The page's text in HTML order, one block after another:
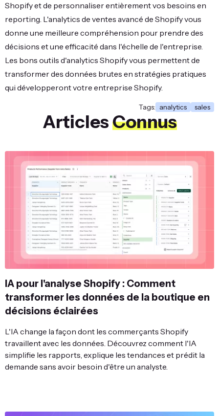
Shopify et de personnaliser entièrement vos besoins en
reporting. L'analytics de ventes avancé de Shopify vous
donne une meilleure compréhension pour prendre des
décisions et une efficacité dans l'échelle de l'entreprise.
Les bons outils d'analytics Shopify vous permettent de
transformer des données brutes en stratégies pratiques
qui développeront votre entreprise Shopify.
Tags: analytics sales
ArticlesConnus
IA pour l'analyse Shopify : Comment
transformer les données de la boutique en
décisions éclairées
L'IA change la façon dont les commerçants Shopify
travaillent avec les données. Découvrez comment l'IA
simplifie les rapports, explique les tendances et prédit la
demande sans avoir besoin d'être un analyste.